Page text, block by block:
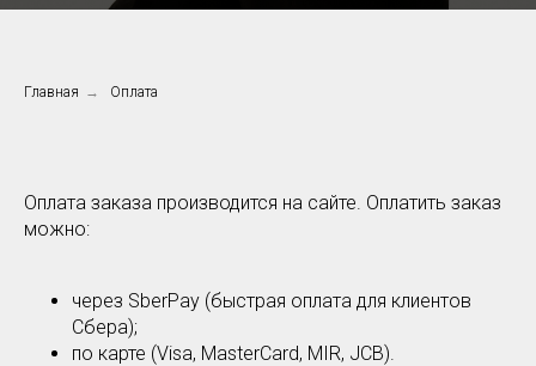
Главная → Оплата
Оплата заказа производится на сайте. Оплатить заказ
можно:
через SberPay (быстрая оплата для клиентов
Сбера);
по карте (Visa, MasterCard, MIR, JCB).